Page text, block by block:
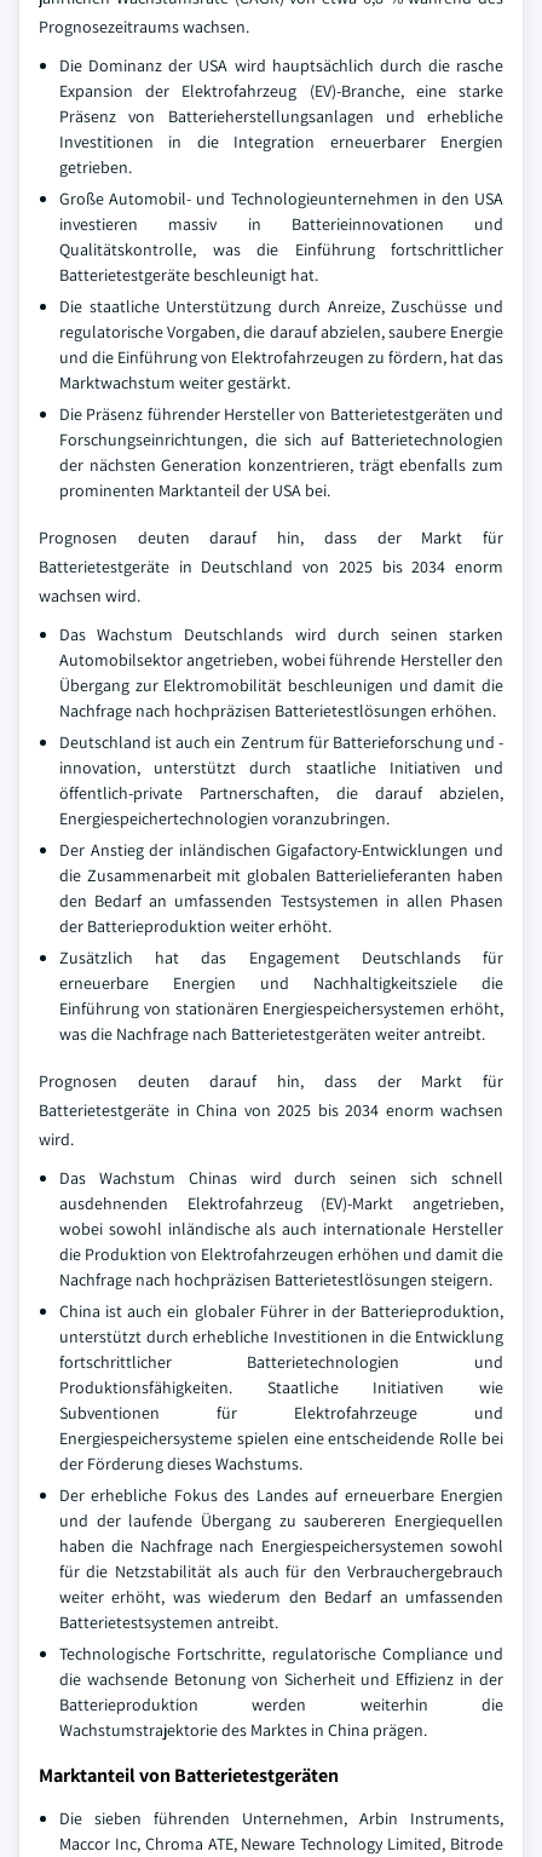
Prognosezeitraums wachsen.
Die Dominanz der USA wird hauptsächlich durch die rasche
Expansion der Elektrofahrzeug (EV)-Branche, eine starke
Präsenz von Batterieherstellungsanlagen und erhebliche
Investitionen in die Integration erneuerbarer Energien
getrieben.
Große Automobil- und Technologieunternehmen in den USA
investieren massiv in Batterieinnovationen und
Qualitätskontrolle, was die Einführung fortschrittlicher
Batterietestgeräte beschleunigt hat.
Die staatliche Unterstützung durch Anreize, Zuschüsse und
regulatorische Vorgaben, die darauf abzielen, saubere Energie
und die Einführung von Elektrofahrzeugen zu fördern, hat das
Marktwachstum weiter gestärkt.
Die Präsenz führender Hersteller von Batterietestgeräten und
Forschungseinrichtungen, die sich auf Batterietechnologien
der nächsten Generation konzentrieren, trägt ebenfalls zum
prominenten Marktanteil der USA bei.
Prognosen deuten darauf hin, dass der Markt für
Batterietestgeräte in Deutschland von 2025 bis 2034 enorm
wachsen wird.
Das Wachstum Deutschlands wird durch seinen starken
Automobilsektor angetrieben, wobei führende Hersteller den
Übergang zur Elektromobilität beschleunigen und damit die
Nachfrage nach hochpräzisen Batterietestlösungen erhöhen.
Deutschland ist auch ein Zentrum für Batterieforschung und -
innovation, unterstützt durch staatliche Initiativen und
öffentlich-private Partnerschaften, die darauf abzielen,
Energiespeichertechnologien voranzubringen.
Der Anstieg der inländischen Gigafactory-Entwicklungen und
die Zusammenarbeit mit globalen Batterielieferanten haben
den Bedarf an umfassenden Testsystemen in allen Phasen
der Batterieproduktion weiter erhöht.
Zusätzlich hat das Engagement Deutschlands für
erneuerbare Energien und Nachhaltigkeitsziele die
Einführung von stationären Energiespeichersystemen erhöht,
was die Nachfrage nach Batterietestgeräten weiter antreibt.
Prognosen deuten darauf hin, dass der Markt für
Batterietestgeräte in China von 2025 bis 2034 enorm wachsen
wird.
Das Wachstum Chinas wird durch seinen sich schnell
ausdehnenden Elektrofahrzeug (EV)-Markt angetrieben,
wobei sowohl inländische als auch internationale Hersteller
die Produktion von Elektrofahrzeugen erhöhen und damit die
Nachfrage nach hochpräzisen Batterietestlösungen steigern.
China ist auch ein globaler Führer in der Batterieproduktion,
unterstützt durch erhebliche Investitionen in die Entwicklung
fortschrittlicher Batterietechnologien und
Produktionsfähigkeiten. Staatliche Initiativen wie
Subventionen für Elektrofahrzeuge und
Energiespeichersysteme spielen eine entscheidende Rolle bei
der Förderung dieses Wachstums.
Der erhebliche Fokus des Landes auf erneuerbare Energien
und der laufende Übergang zu saubereren Energiequellen
haben die Nachfrage nach Energiespeichersystemen sowohl
für die Netzstabilität als auch für den Verbrauchergebrauch
weiter erhöht, was wiederum den Bedarf an umfassenden
Batterietestsystemen antreibt.
Technologische Fortschritte, regulatorische Compliance und
die wachsende Betonung von Sicherheit und Effizienz in der
Batterieproduktion werden weiterhin die
Wachstumstrajektorie des Marktes in China prägen.
Marktanteil von Batterietestgeräten
Die sieben führenden Unternehmen, Arbin Instruments,
Maccor Inc, Chroma ATE, Neware Technology Limited, Bitrode